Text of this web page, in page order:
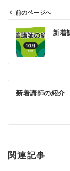
ビ
ン
前のページへ
新着
新着講師の紹
関連記事